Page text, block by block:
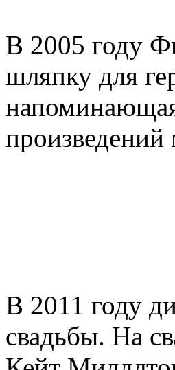
В 2005 году
шляпку для
произведений
В 2011 году
свадьбы. На